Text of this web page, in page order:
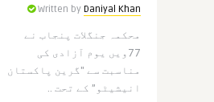
Written by Daniyal Khan
محکمہ جنگلات پنجاب نے
77ویں یوم آزادی کی
مناسبت سے "گرین پاکستان
انیشیٹو” کے تحت ..